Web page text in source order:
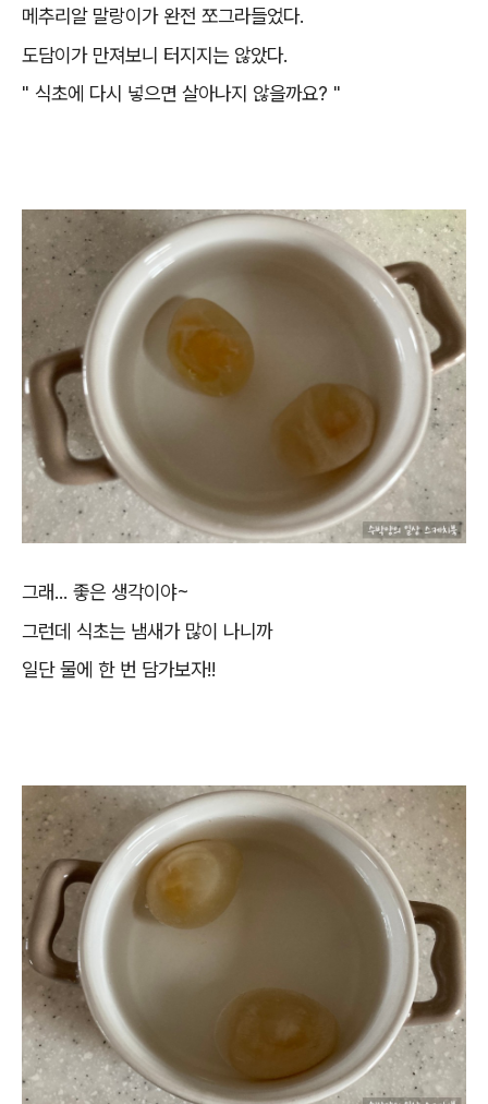
메추리알 말랑이가 완전 쪼그라들었다.
도담이가 만져보니 터지지는 않았다.
" 식초에 다시 넣으면 살아나지 않을까요? "
그래... 좋은 생각이야~
그런데 식초는 냄새가 많이 나니까
일단 물에 한 번 담가보자!!